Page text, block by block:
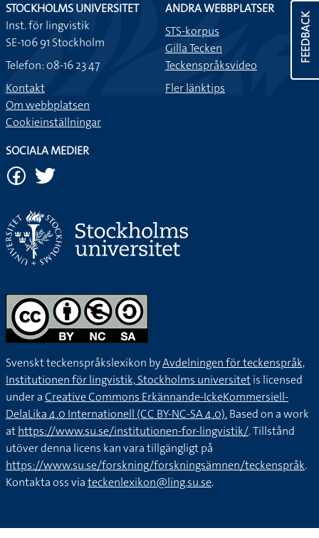
FEEDBACK
STOCKHOLMS UNIVERSITET
Inst. för lingvistik
SE-106 91 Stockholm
Telefon: 08-16 23 47
Kontakt
Om webbplatsen
Cookieinställningar
ANDRA WEBBPLATSER
STS-korpus
Gilla Tecken
Teckenspråksvideo
Fler länktips
SOCIALA MEDIER
Svenskt teckenspråkslexikon byAvdelningen för teckenspråk,
Institutionen för lingvistik, Stockholms universitetis licensed
under aCreative Commons Erkännande-IckeKommersiell-
DelaLika 4.0 Internationell (CC BY-NC-SA 4.0).Based on a work
athttps://www.su.se/institutionen-for-lingvistik/. Tillstånd
utöver denna licens kan vara tillgängligt på
https://www.su.se/forskning/forskningsämnen/teckenspråk.
Kontakta oss viateckenlexikon@ling.su.se.